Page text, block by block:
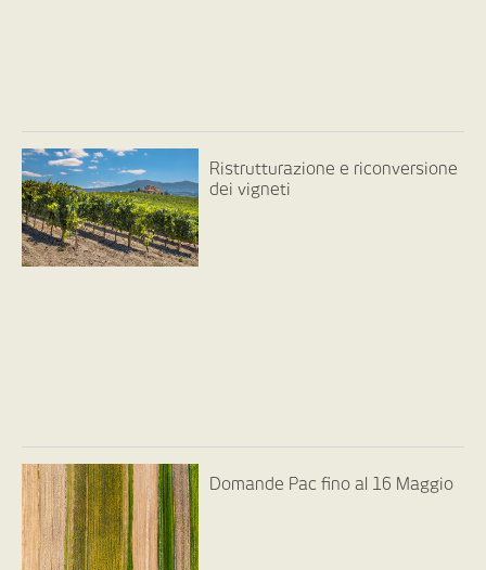
Ristrutturazione e riconversione
dei vigneti
Domande Pac fino al 16 Maggio